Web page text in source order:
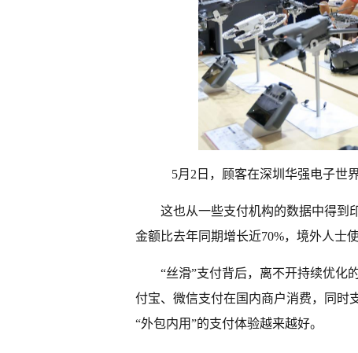
5月2日，顾客在深圳华强电子世
这也从一些支付机构的数据中得到
金额比去年同期增长近70%，境外人士
“丝滑”支付背后，离不开持续优化
付宝、微信支付在国内商户消费，同时
“外包内用”的支付体验越来越好。